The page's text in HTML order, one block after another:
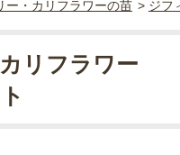
ー・カリフラワーの苗 > ジフ
リフラワー